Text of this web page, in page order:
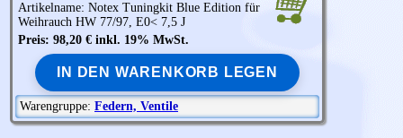
Artikelname: Notex Tuningkit Blue Edition für
Weihrauch HW 77/97, E0< 7,5 J
Preis: 98,20 € inkl. 19% MwSt.
IN DEN WARENKORB LEGEN
Warengruppe: Federn, Ventile